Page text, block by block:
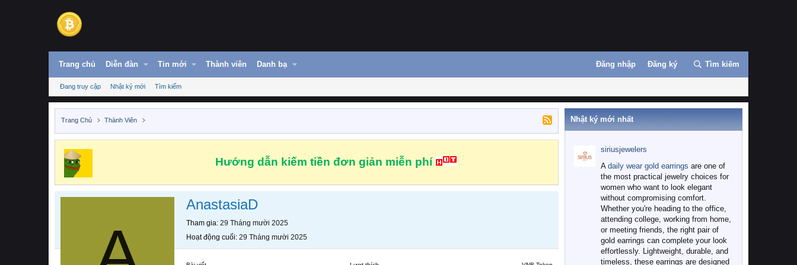
Trang chủ Diễn đàn Tin mới Thành viên Danh bạ Đăng nhập Đăng ký Tìm kiếm
Đang truy cập Nhật ký mới Tìm kiếm
Trang Chủ Thành Viên
Hướng dẫn kiếm tiền đơn giản miễn phí
AnastasiaD
Tham gia 29 Tháng mười 2025
Hoạt động cuối 29 Tháng mười 2025
Nhật ký mới nhất
siriusjewelers
A daily wear gold earrings are one of
the most practical jewelry choices for
women who want to look elegant
without compromising comfort.
Whether you're heading to the office,
attending college, working from home,
or meeting friends, the right pair of
gold earrings can complete your look
effortlessly. Lightweight, durable, and
timeless, these earrings are designed